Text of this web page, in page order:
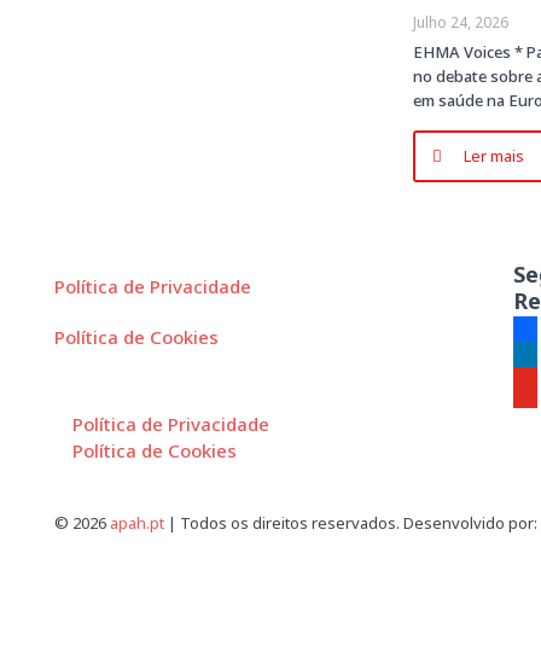
Julho 24, 2026
EHMA Voices *
no debate sobre
em saúde na
Ler mais
Política de Privacidade
Política de Cookies
Política de Privacidade
Política de Cookies
© 2026 apah.pt | Todos os direitos reservados. Desenvolvido por: